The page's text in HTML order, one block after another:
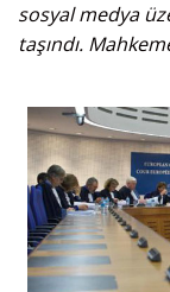
sosyal medya
taşındı.